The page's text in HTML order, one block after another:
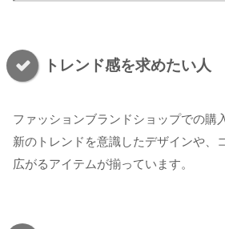
トレンド感を求めたい人
ファッションブランドショップでの購
新のトレンドを意識したデザインや、
広がるアイテムが揃っています。